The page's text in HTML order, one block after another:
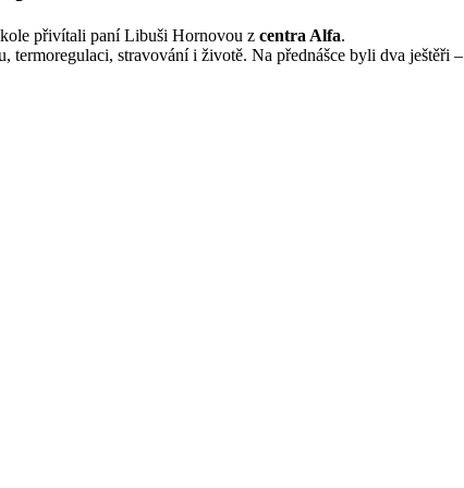
přivítali paní Libuši Hornovou z centra Alfa.
stravování i životě. Na přednášce byli dva ještěři –